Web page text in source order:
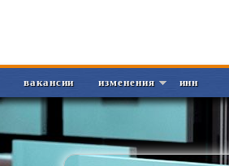
вакансии изменения инн